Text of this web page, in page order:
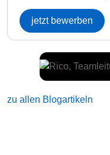
jetzt bewerben
zu allen Blogartikeln